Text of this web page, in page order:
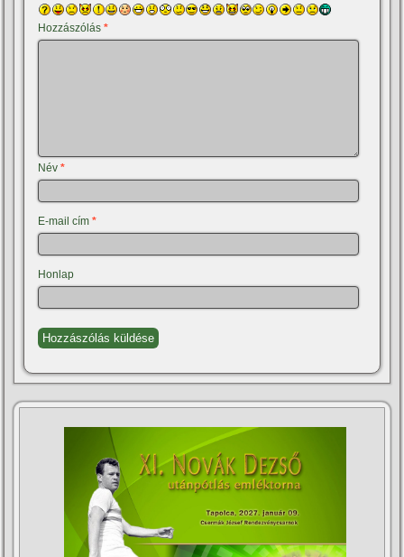
Hozzászólás*
Név*
E-mail cím*
Honlap